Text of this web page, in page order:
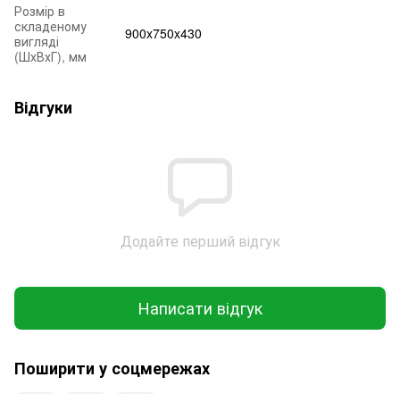
Розмір в
складеному
вигляді
(ШхВхГ), мм
900x750x430
Відгуки
Додайте перший відгук
Написати відгук
Поширити у соцмережах